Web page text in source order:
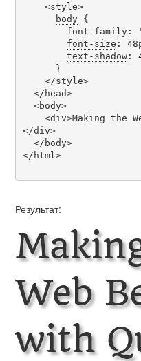
body {
font-family:
font-size :
text-shadow:
</div>
</html>
Результат:
Web
with